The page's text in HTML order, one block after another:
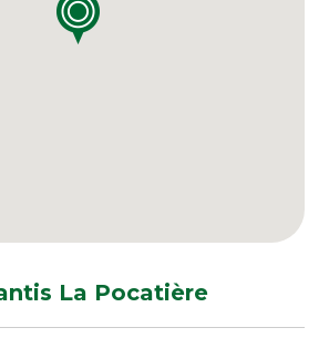
La Pocatière